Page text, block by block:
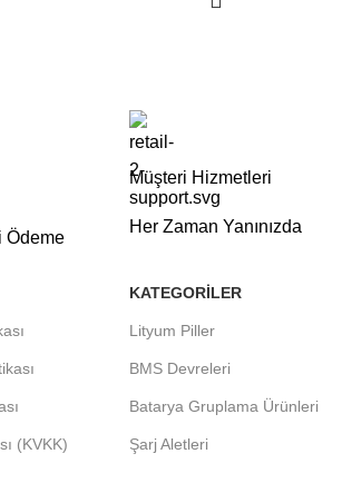
Ödeme
Müşteri Hizmetleri
Her Zaman Yanınızda
(KVKK)
KATEGORILER
Lityum Piller
BMS Devreleri
Batarya Gruplama Ürünleri
Şarj Aletleri